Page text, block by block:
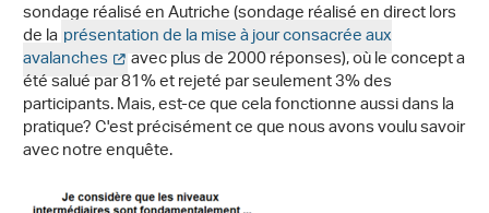
sondage réalisé en Autriche (sondage réalisé en direct lors
de la présentation de la mise à jour consacrée aux
avalanches avec plus de 2000 réponses), où le concept a
été salué par 81% et rejeté par seulement 3% des
participants. Mais, est-ce que cela fonctionne aussi dans la
pratique? C'est précisément ce que nous avons voulu savoir
avec notre enquête.